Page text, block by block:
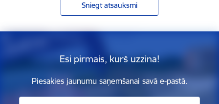
Sniegt atsauksmi
Esi pirmais, kurš uzzina!
Piesakies jaunumu saņemšanai savā e-pastā.